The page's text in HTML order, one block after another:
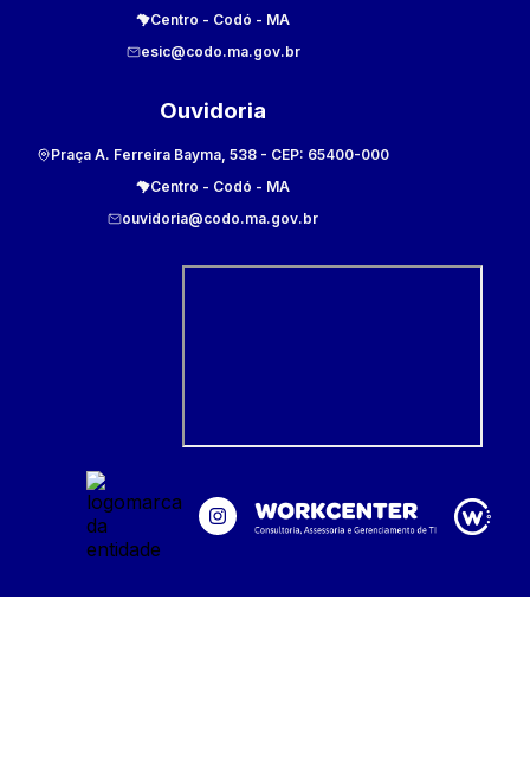
Centro - Codó - MA
esic@codo.ma.gov.br
Ouvidoria
Praça A. Ferreira Bayma, 538 - CEP: 65400-000
Centro - Codó - MA
ouvidoria@codo.ma.gov.br